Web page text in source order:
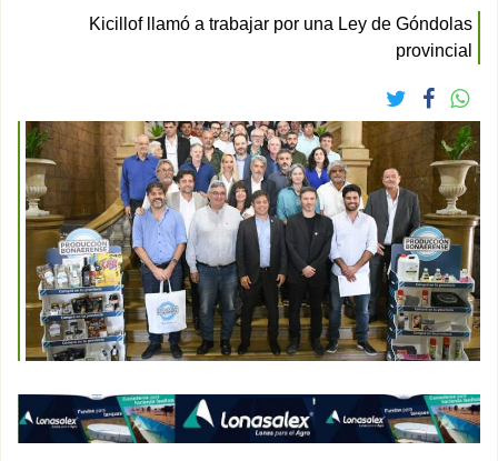
Kicillof llamó a trabajar por una Ley de Góndolas
provincial